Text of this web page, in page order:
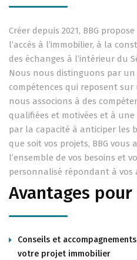
Créer depuis 2021, BBG
l’accès à l’immobilier, à la
des échanges à l’intérieur du
Nous nous distinguons par un
compétences qui reposent
nous associons à des
qualifiées et motivées et à
par la capacité à anticiper les
que soit vos projets, BBG vous
l’ensemble de vos besoins et
personnalisé répondant à vos
Avantages
Conseils et
votre projet immobilier